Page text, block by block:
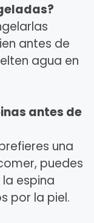
antes de
agua en
antes de
una
puedes
espina
por la piel.